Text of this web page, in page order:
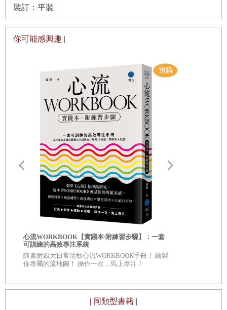
03 提供免費服務，用小小的試吃招術釣大魚
06 以「這件事只告訴你」作為武器，讓獵物如願進籠
07 讓對方連續答應小事，大事也能痛快允諾
08 主詞以「大家」代替「我」來說服對方
09 希望對方購買商品，就不要「強行推薦」
10 為了讓對方聽進要求，故意提出難題
11 從姿勢看穿對方的心理，以肢體接觸消除戒心
12 適時中斷談話，取得主導權
13 誇奬品味後，只差臨門一腳就能贏得談判
★ 看穿你「暗黑程度」的心理測驗01
第二章 把好感印象提升到
14 下巴往上抬二十度，就能使好感度提升！
16 想讓自己看起來地位更高，穿黑色就對了
裝訂：平裝
你可能感興趣 |
心流WORKBOOK【實踐本‧附練習步驟】：一套
可訓練的高效專注系統
隨書附四大日常活動心流WORKBOOK手冊！ 繪製
你專屬的流地圖！ 操作一次，馬上專注！
| 同類型書籍 |